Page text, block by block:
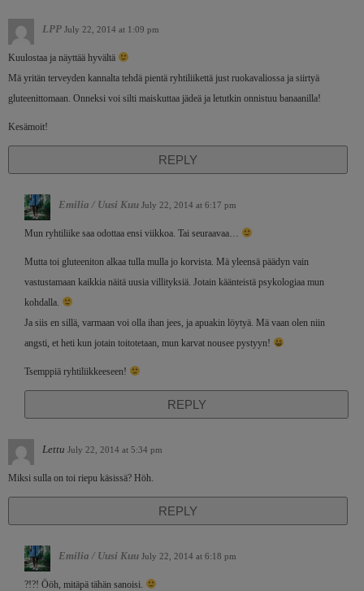
LPP July 22, 2014 at 1:09 pm
Kuulostaa ja näyttää hyvältä
Mä yritän terveyden kannalta tehdä pientä ryhtiliikettä just ruokavaliossa ja siirtyä
gluteenittomaan. Onneksi voi silti maiskuttaa jädeä ja letutkin onnistuu banaanilla!
Kesämoit!
REPLY
Emilia / Uusi Kuu July 22, 2014 at 6:17 pm
Mun ryhtiliike saa odottaa ensi viikkoa. Tai seuraavaa…
Mutta toi gluteeniton alkaa tulla mulla jo korvista. Mä yleensä päädyn vain
vastustamaan kaikkia näitä uusia villityksiä. Jotain käänteistä psykologiaa mun
kohdalla.
Ja siis en sillä, varmaan voi olla ihan jees, ja apuakin löytyä. Mä vaan olen niin
angsti, et heti kun jotain toitotetaan, mun karvat nousee pystyyn!
Tsemppiä ryhtiliikkeeseen!
REPLY
Lettu July 22, 2014 at 5:34 pm
Miksi sulla on toi riepu käsissä? Höh.
REPLY
Emilia / Uusi Kuu July 22, 2014 at 6:18 pm
?!?! Ööh, mitäpä tähän sanoisi.